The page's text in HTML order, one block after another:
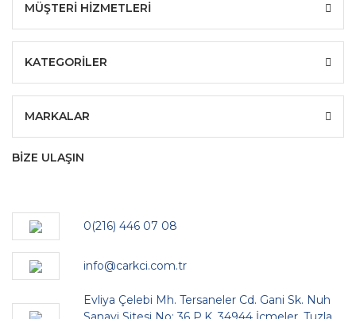
MÜŞTERİ HİZMETLERİ
KATEGORİLER
MARKALAR
BİZE ULAŞIN
0(216) 446 07 08
info@carkci.com.tr
Evliya Çelebi Mh. Tersaneler Cd. Gani Sk. Nuh